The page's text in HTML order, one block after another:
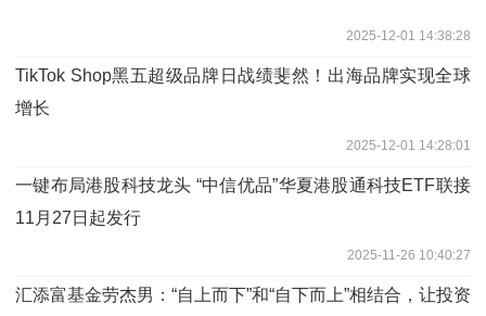
2025-12-01 14:38:28
TikTok Shop黑五超级品牌日战绩斐然！出海品牌实现全球
增长
2025-12-01 14:28:01
一键布局港股科技龙头 “中信优品”华夏港股通科技ETF联接
11月27日起发行
2025-11-26 10:40:27
汇添富基金劳杰男：“自上而下”和“自下而上”相结合，让投资